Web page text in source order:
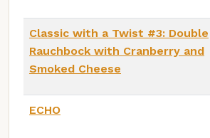
Classic with a Twist #3: Double
Rauchbock with Cranberry and
Smoked Cheese
ECHO